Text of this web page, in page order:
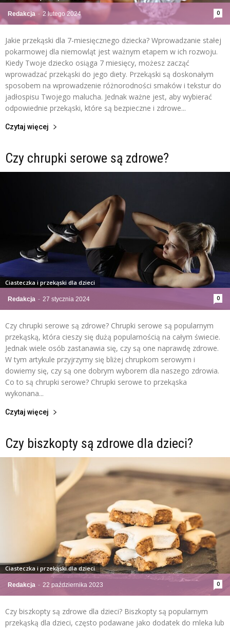
Redakcja - 2 lutego 2024 0
Jakie przekąski dla 7-miesięcznego dziecka? Wprowadzanie stałej
pokarmowej dla niemowląt jest ważnym etapem w ich rozwoju.
Kiedy Twoje dziecko osiąga 7 miesięcy, możesz zacząć
wprowadzać przekąski do jego diety. Przekąski są doskonałym
sposobem na wprowadzenie różnorodności smaków i tekstur do
jadłospisu Twojego malucha. Jednak ważne jest, aby wybierać
odpowiednie przekąski, które są bezpieczne i zdrowe...
Czytaj więcej
Czy chrupki serowe są zdrowe?
Redakcja - 27 stycznia 2024 0
Ciasteczka i przekąski dla dzieci
Czy chrupki serowe są zdrowe? Chrupki serowe są popularnym
przekąską, która cieszy się dużą popularnością na całym świecie.
Jednak wiele osób zastanawia się, czy są one naprawdę zdrowe.
W tym artykule przyjrzymy się bliżej chrupkom serowym i
dowiemy się, czy są one dobrym wyborem dla naszego zdrowia.
Co to są chrupki serowe? Chrupki serowe to przekąska
wykonana...
Czytaj więcej
Czy biszkopty są zdrowe dla dzieci?
Redakcja - 22 października 2023 0
Ciasteczka i przekąski dla dzieci
Czy biszkopty są zdrowe dla dzieci? Biszkopty są popularnym
przekąską dla dzieci, często podawane jako dodatek do mleka lub